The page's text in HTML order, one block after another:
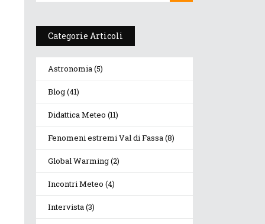
Categorie Articoli
Astronomia(5)
Blog(41)
Didattica Meteo (11)
Fenomeni estremi Val di Fassa(8)
Global Warming(2)
Incontri Meteo (4)
Intervista(3)